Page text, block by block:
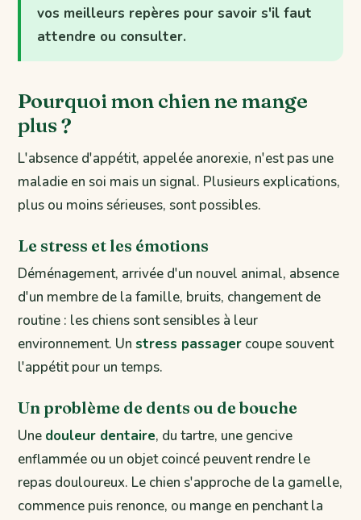
vos meilleurs repères pour savoir s'il faut
attendre ou consulter.
Pourquoi mon chien ne mange
plus ?
L'absence d'appétit, appelée anorexie, n'est pas une
maladie en soi mais un signal. Plusieurs explications,
plus ou moins sérieuses, sont possibles.
Le stress et les émotions
Déménagement, arrivée d'un nouvel animal, absence
d'un membre de la famille, bruits, changement de
routine : les chiens sont sensibles à leur
environnement. Un stress passager coupe souvent
l'appétit pour un temps.
Un problème de dents ou de bouche
Une douleur dentaire, du tartre, une gencive
enflammée ou un objet coincé peuvent rendre le
repas douloureux. Le chien s'approche de la gamelle,
commence puis renonce, ou mange en penchant la